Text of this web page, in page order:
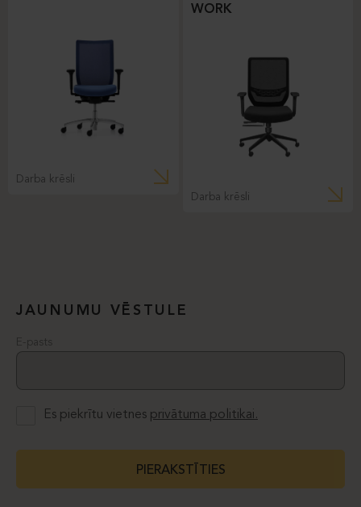
Darba krēsli
WORK
Darba krēsli
JAUNUMU VĒSTULE
E-pasts
Es piekrītu vietnes privātuma politikai.
PIERAKSTĪTIES